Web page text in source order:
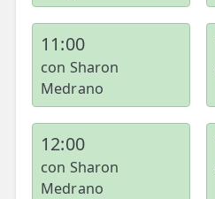
LESIONES
FRECUENTES
Rotura Fibrilar
Dolor de Cabeza
Trocanteritis
Hernia Discal
Fascitis Plantar
11:00
con Sharon
Medrano
12:00
con Sharon
Medrano